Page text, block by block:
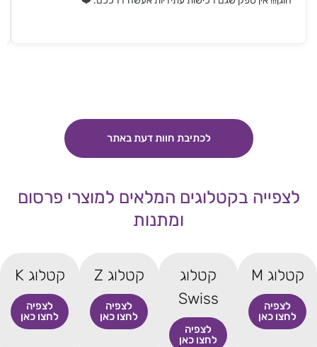
לכתיבת חוות דעת באתר
לצפייה בקטלוגים המלאים למוצרי פרסום
ומתנות
קטלוג M
לצפיה
לחצו כאן
קטלוג
Swiss
לצפיה
לחצו כאן
קטלוג Z
לצפיה
לחצו כאן
קטלוג K
לצפיה
לחצו כאן